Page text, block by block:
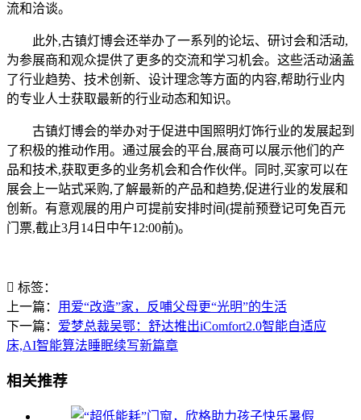
流和洽谈。
此外,古镇灯博会还举办了一系列的论坛、研讨会和活动,
为参展商和观众提供了更多的交流和学习机会。这些活动涵盖
了行业趋势、技术创新、设计理念等方面的内容,帮助行业内
的专业人士获取最新的行业动态和知识。
古镇灯博会的举办对于促进中国照明灯饰行业的发展起到
了积极的推动作用。通过展会的平台,展商可以展示他们的产
品和技术,获取更多的业务机会和合作伙伴。同时,买家可以在
展会上一站式采购,了解最新的产品和趋势,促进行业的发展和
创新。有意观展的用户可提前安排时间(提前预登记可免百元
门票,截止3月14日中午12:00前)。
标签：
上一篇： 用爱“改造”家，反哺父母更“光明”的生活
下一篇： 爱梦总裁吴鄂：舒达推出iComfort2.0智能自适应
床,AI智能算法睡眠续写新篇章
相关推荐